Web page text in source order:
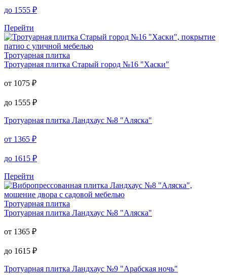
до 1555 ₽
Перейти
Тротуарная плитка
Тротуарная плитка Старый город №16 "Хаски"
от 1075 ₽
до 1555 ₽
Тротуарная плитка Ландхаус №8 "Аляска"
от 1365 ₽
до 1615 ₽
Перейти
Тротуарная плитка
Тротуарная плитка Ландхаус №8 "Аляска"
от 1365 ₽
до 1615 ₽
Тротуарная плитка Ландхаус №9 "Арабская ночь"